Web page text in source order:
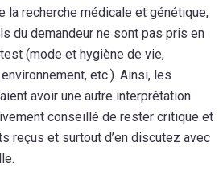
la recherche médicale et génétique,
du demandeur ne sont pas pris en
(mode et hygiène de vie,
etc.). Ainsi, les
avoir une autre interprétation
conseillé de rester critique et
reçus et surtout d’en discutez avec